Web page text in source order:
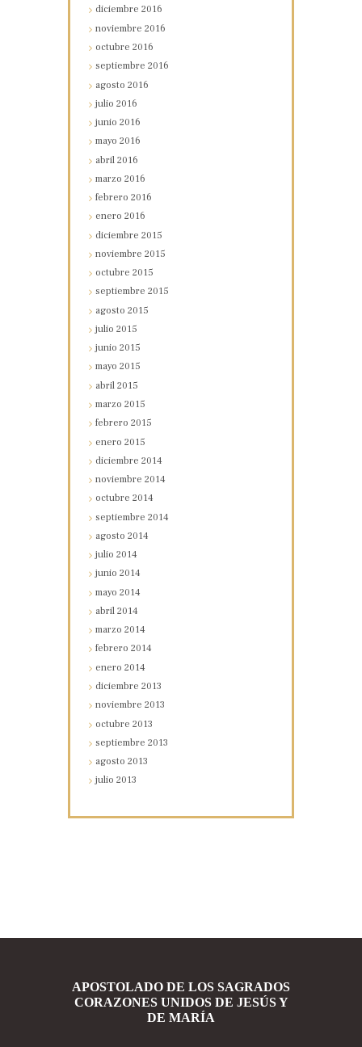
diciembre2016
noviembre2016
octubre2016
septiembre2016
agosto2016
julio2016
junio2016
mayo2016
abril2016
marzo2016
febrero2016
enero2016
diciembre2015
noviembre2015
octubre2015
septiembre2015
agosto2015
julio2015
junio2015
mayo2015
abril2015
marzo2015
febrero2015
enero2015
diciembre2014
noviembre2014
octubre2014
septiembre2014
agosto2014
julio2014
junio2014
mayo2014
abril2014
marzo2014
febrero2014
enero2014
diciembre2013
noviembre2013
octubre2013
septiembre2013
agosto2013
julio2013
APOSTOLADO DE LOS SAGRADOS
CORAZONES UNIDOS DE JESÚS Y
DE MARÍA